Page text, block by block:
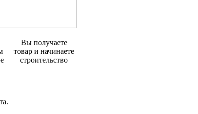
Вы получаете
товар и начинаете
строительство